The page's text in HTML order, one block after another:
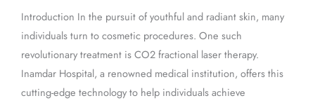
Introduction In the pursuit of youthful and radiant skin, many
individuals turn to cosmetic procedures. One such
revolutionary treatment is CO2 fractional laser therapy.
Inamdar Hospital, a renowned medical institution, offers this
cutting-edge technology to help individuals achieve
at
Inamdar
Hospital